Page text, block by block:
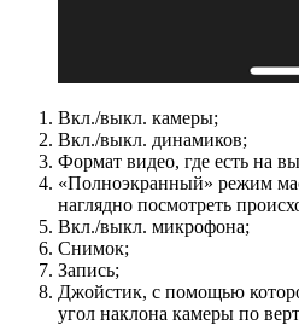
Вкл./выкл. камеры;
Вкл./выкл. динамиков;
Формат видео, где есть на
«Полноэкранный» режим
наглядно посмотреть
Вкл./выкл. микрофона;
Снимок;
Запись;
Джойстик, с помощью
угол наклона камеры по